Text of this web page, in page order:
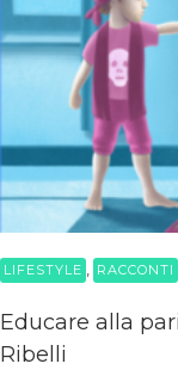
LIFESTYLE RACCONTI
Educare alla
Ribelli